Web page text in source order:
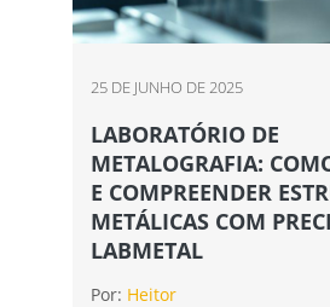
25 DE JUNHO DE 2025
LABORATÓRIO DE
METALOGRAFIA:
E COMPREENDER
METÁLICAS COM
LABMETAL
Por: Heitor